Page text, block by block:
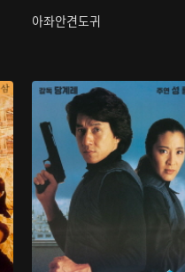
아좌안견도귀